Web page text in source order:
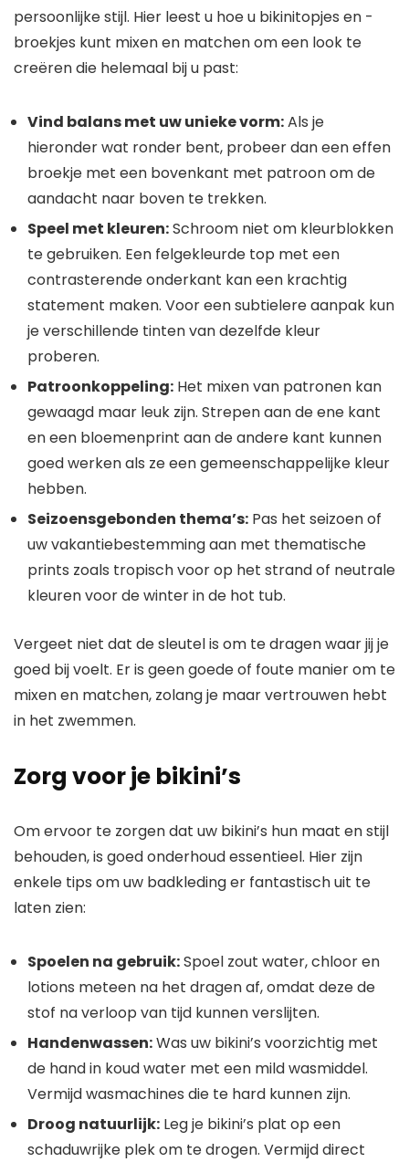
persoonlijke stijl. Hier leest u hoe u bikinitopjes en -
broekjes kunt mixen en matchen om een ​​look te
creëren die helemaal bij u past:
Vind balans met uw unieke vorm:Als je
hieronder wat ronder bent, probeer dan een effen
broekje met een bovenkant met patroon om de
aandacht naar boven te trekken.
Speel met kleuren:Schroom niet om kleurblokken
te gebruiken. Een felgekleurde top met een
contrasterende onderkant kan een krachtig
statement maken. Voor een subtielere aanpak kun
je verschillende tinten van dezelfde kleur
proberen.
Patroonkoppeling: Het mixen van patronen kan
gewaagd maar leuk zijn. Strepen aan de ene kant
en een bloemenprint aan de andere kant kunnen
goed werken als ze een gemeenschappelijke kleur
hebben.
Seizoensgebonden thema’s: Pas het seizoen of
uw vakantiebestemming aan met thematische
prints zoals tropisch voor op het strand of neutrale
kleuren voor de winter in de hot tub.
Vergeet niet dat de sleutel is om te dragen waar jij je
goed bij voelt. Er is geen goede of foute manier om te
mixen en matchen, zolang je maar vertrouwen hebt
in het zwemmen.
Zorg voor je bikini’s
Om ervoor te zorgen dat uw bikini’s hun maat en stijl
behouden, is goed onderhoud essentieel. Hier zijn
enkele tips om uw badkleding er fantastisch uit te
laten zien:
Spoelen na gebruik:Spoel zout water, chloor en
lotions meteen na het dragen af, omdat deze de
stof na verloop van tijd kunnen verslijten.
Handenwassen:Was uw bikini’s voorzichtig met
de hand in koud water met een mild wasmiddel.
Vermijd wasmachines die te hard kunnen zijn.
Droog natuurlijk: Leg je bikini’s plat op een
schaduwrijke plek om te drogen. Vermijd direct